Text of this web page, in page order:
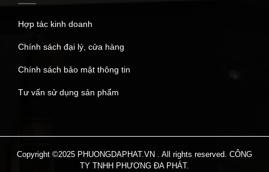
Hợp tác kinh doanh
Chính sách đại lý, cửa hàng
Chính sách bảo mật thông tin
Tư vấn sử dụng sản phẩm
Copyright ©2025 PHUONGDAPHAT.VN . All rights reserved. CÔNG
TY TNHH PHƯƠNG ĐA PHÁT.